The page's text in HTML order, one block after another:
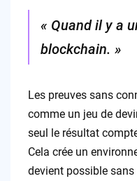
« Quand il y a
blockchain. »
Les preuves sans
comme un jeu de
seul le résultat
Cela crée un
devient possible